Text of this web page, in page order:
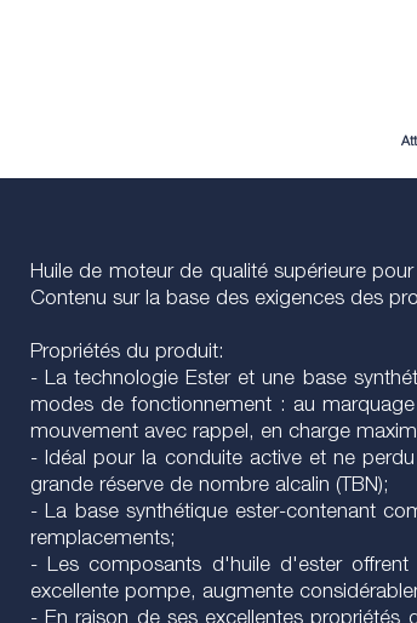
Huile de moteur de qualité supérieure
Contenu sur la base des exigences des
Propriétés du produit:
- La technologie Ester et une base
modes de fonctionnement : au
mouvement avec rappel, en charge
- Idéal pour la conduite active et ne
grande réserve de nombre alcalin (TBN);
- La base synthétique ester-contenant
remplacements;
- Les composants d'huile d'ester
excellente pompe, augmente